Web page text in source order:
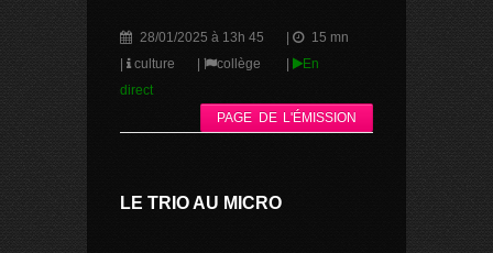
28/01/2025 à 13h 45
15 mn
culture collège
En
direct
PAGE DE L'ÉMISSION
LE TRIO AU MICRO